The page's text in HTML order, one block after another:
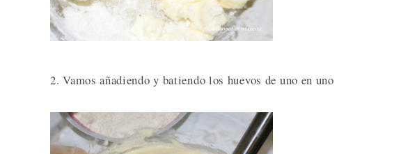
2. Vamos añadiendo y batiendo los huevos de uno en uno